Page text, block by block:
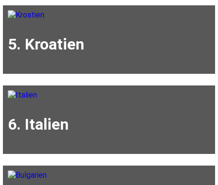
5. Kroatien
6. Italien